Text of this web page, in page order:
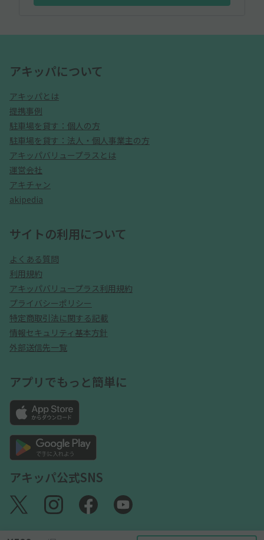
アキッパについて
アキッパとは
提携事例
駐車場を貸す：個人の方
駐車場を貸す：法人・個人事業主の方
アキッパバリュープラスとは
運営会社
アキチャン
akipedia
サイトの利用について
よくある質問
利用規約
アキッパバリュープラス利用規約
プライバシーポリシー
特定商取引法に関する記載
情報セキュリティ基本方針
外部送信先一覧
アプリでもっと簡単に
アキッパ公式SNS